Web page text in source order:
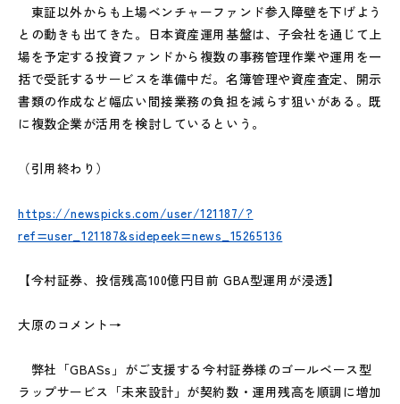
東証以外からも上場ベンチャーファンド参入障壁を下げよう
との動きも出てきた。日本資産運用基盤は、子会社を通じて上
場を予定する投資ファンドから複数の事務管理作業や運用を一
括で受託するサービスを準備中だ。名簿管理や資産査定、開示
書類の作成など幅広い間接業務の負担を減らす狙いがある。既
に複数企業が活用を検討しているという。
（引用終わり）
https://newspicks.com/user/121187/?
ref=user_121187&sidepeek=news_15265136
【今村証券、投信残高100億円目前 GBA型運用が浸透】
大原のコメント→
弊社「GBASs」がご支援する今村証券様のゴールベース型
ラップサービス「未来設計」が契約数・運用残高を順調に増加